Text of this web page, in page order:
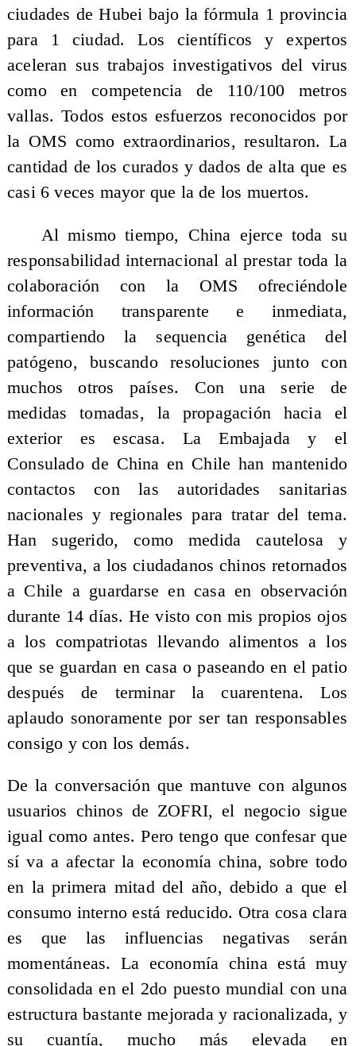
ciudades de Hubei bajo la fórmula 1 provincia
para 1 ciudad. Los científicos y expertos
aceleran sus trabajos investigativos del virus
como en competencia de 110/100 metros
vallas. Todos estos esfuerzos reconocidos por
la OMS como extraordinarios, resultaron. La
cantidad de los curados y dados de alta que es
casi 6 veces mayor que la de los muertos.
Al mismo tiempo, China ejerce toda su
responsabilidad internacional al prestar toda la
colaboración con la OMS ofreciéndole
información transparente e inmediata,
compartiendo la sequencia genética del
patógeno, buscando resoluciones junto con
muchos otros países. Con una serie de
medidas tomadas, la propagación hacia el
exterior es escasa. La Embajada y el
Consulado de China en Chile han mantenido
contactos con las autoridades sanitarias
nacionales y regionales para tratar del tema.
Han sugerido, como medida cautelosa y
preventiva, a los ciudadanos chinos retornados
a Chile a guardarse en casa en observación
durante 14 días. He visto con mis propios ojos
a los compatriotas llevando alimentos a los
que se guardan en casa o paseando en el patio
después de terminar la cuarentena. Los
aplaudo sonoramente por ser tan responsables
consigo y con los demás.
De la conversación que mantuve con algunos
usuarios chinos de ZOFRI, el negocio sigue
igual como antes. Pero tengo que confesar que
sí va a afectar la economía china, sobre todo
en la primera mitad del año, debido a que el
consumo interno está reducido. Otra cosa clara
es que las influencias negativas serán
momentáneas. La economía china está muy
consolidada en el 2do puesto mundial con una
estructura bastante mejorada y racionalizada, y
su cuantía, mucho más elevada en